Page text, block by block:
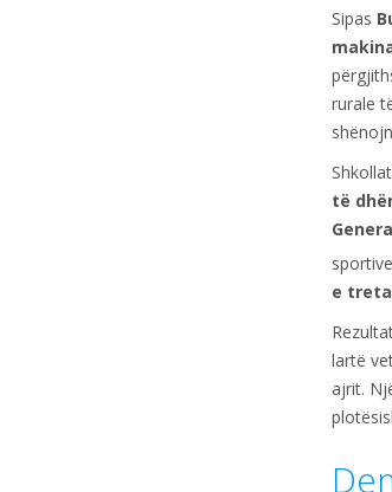
Sipas
rurale
të
e treta
lartë
ajrit.